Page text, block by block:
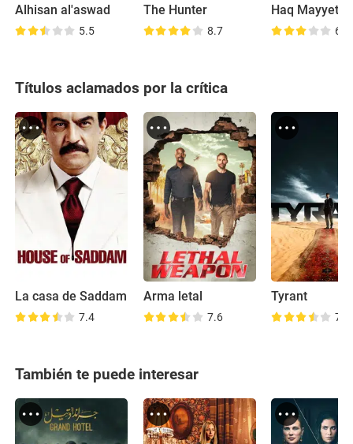
Alhisan al'aswad
5.5
The Hunter
8.7
Haq Mayyet
6.1
Títulos aclamados por la crítica
La casa de Saddam
7.4
Arma letal
7.6
Tyrant
7.7
También te puede interesar